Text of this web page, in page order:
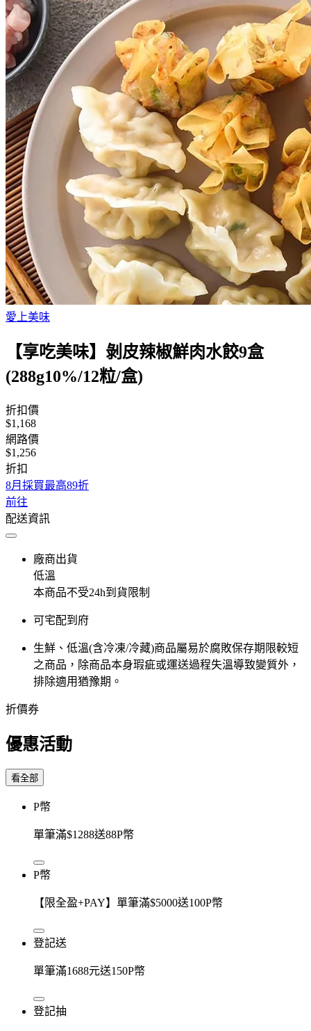
愛上美味
【享吃美味】剝皮辣椒鮮肉水餃9盒
(288g10%/12粒/盒)
折扣價
$1,168
網路價
$1,256
折扣
8月採買最高89折
前往
配送資訊
廠商出貨
低溫
本商品不受24h到貨限制
可宅配到府
生鮮、低溫(含冷凍/冷藏)商品屬易於腐敗保存期限較短
之商品，除商品本身瑕疵或運送過程失溫導致變質外，
排除適用猶豫期。
折價券
優惠活動
看全部
P幣
單筆滿$1288送88P幣
P幣
【限全盈+PAY】單筆滿$5000送100P幣
登記送
單筆滿1688元送150P幣
登記抽